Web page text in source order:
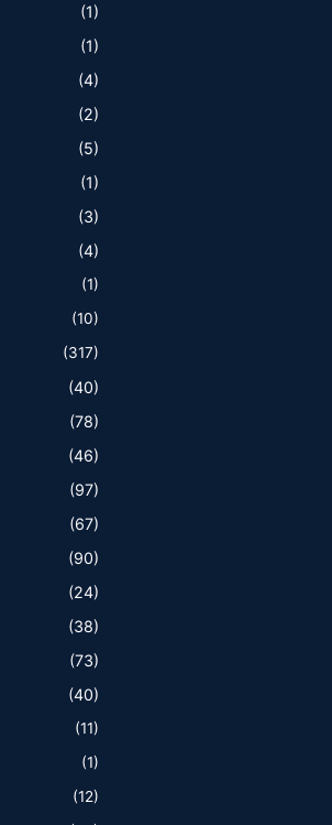
(1)
(1)
(4)
(2)
(5)
(1)
(3)
(4)
(1)
(10)
(317)
(40)
(78)
(46)
(97)
(67)
(90)
(24)
(38)
(73)
(40)
(11)
(1)
(12)